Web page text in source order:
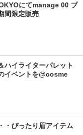
にてmanage 00 ブ
間限定販売
ハイライターパレット
イベントを@cosme
・ぴったり眉アイテム